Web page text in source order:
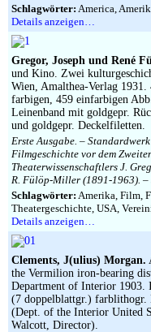
Schlagwörter: America,
Details anzeigen…
Gregor, Joseph und René
und Kino. Zwei
Wien, Amalthea-Verlag
farbigen, 459 einfarbigen
Leinenband mit goldgepr.
und goldgepr. Deckelfiletten.
Erste Ausgabe. –
Filmgeschichte vor dem
Theaterwissenschaftlers J.
R. Fülöp-Miller (1891-1963). –
Schlagwörter: Amerika, Film,
Theatergeschichte, USA,
Details anzeigen…
Clements, J(ulius) Morgan.
the Vermilion iron-bearing
Department of Interior
(7 doppelblattgr.)
(Dept. of the Interior United
Walcott, Director).